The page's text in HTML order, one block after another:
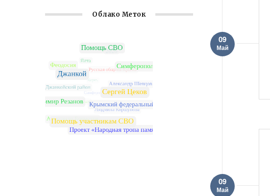
09
Май
09
Май
Облако Меток